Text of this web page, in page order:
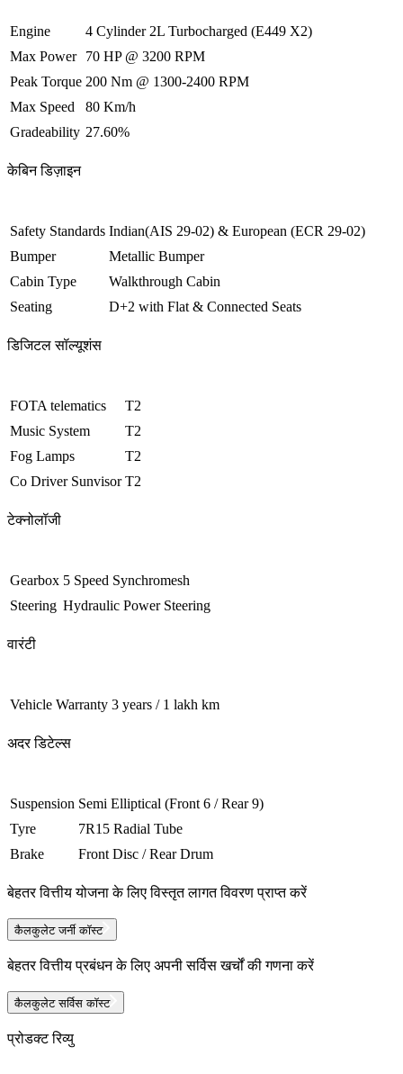
Engine
4 Cylinder 2L Turbocharged (E449 X2)
Max Power
70 HP @ 3200 RPM
Peak Torque 200 Nm @ 1300-2400 RPM
Max Speed
80 Km/h
Gradeability 27.60%
केबिन डिज़ाइन
Safety Standards Indian(AIS 29-02) & European (ECR 29-02)
Bumper
Metallic Bumper
Cabin Type
Walkthrough Cabin
Seating
D+2 with Flat & Connected Seats
डिजिटल सॉल्यूशंस
FOTA telematics
T2
Music System
T2
Fog Lamps
T2
Co Driver Sunvisor T2
टेक्नोलॉजी
Gearbox 5 Speed Synchromesh
Steering Hydraulic Power Steering
वारंटी
Vehicle Warranty 3 years / 1 lakh km
अदर डिटेल्स
Suspension Semi Elliptical (Front 6 / Rear 9)
Tyre
7R15 Radial Tube
Brake
Front Disc / Rear Drum
बेहतर वित्तीय योजना के लिए विस्तृत लागत विवरण प्राप्त करें
कैलकुलेट जर्नी कॉस्ट
बेहतर वित्तीय प्रबंधन के लिए अपनी सर्विस खर्चों की गणना करें
कैलकुलेट सर्विस कॉस्ट
प्रोडक्ट रिव्यु